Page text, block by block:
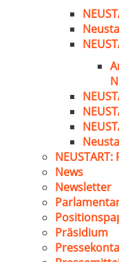
News
Newsletter
Präsidium